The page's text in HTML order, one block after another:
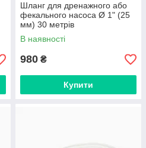
Шланг для дренажного або
фекального насоса Ø 1" (25
мм) 30 метрів
В наявності
980 ₴
Купити